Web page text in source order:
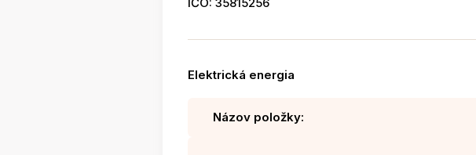
Elektrická energia
Názov položky: